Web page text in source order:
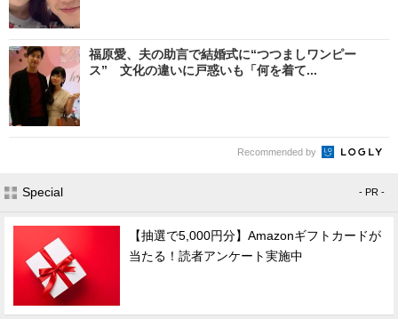
福原愛、夫の助言で結婚式に“つつましワンピー
ス” 文化の違いに戸惑いも「何を着て...
Recommended by
Special - PR -
【抽選で5,000円分】Amazonギフトカードが
当たる！読者アンケート実施中